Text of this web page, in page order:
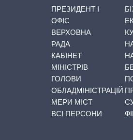
ПРЕЗИДЕНТ І
ОФІС
ВЕРХОВНА
РАДА
КАБІНЕТ
МІНІСТРІВ
ГОЛОВИ
ОБЛАДМІНІСТРАЦІЙ
МЕРИ МІСТ
ВСІ ПЕРСОНИ